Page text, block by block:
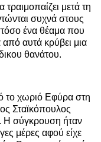
μετά τη
συχνά στους
ένα θέαμα που
αυτά κρύβει μια
θανάτου.
το χωριό Εφύρα στη
Σταϊκόπουλος
Η σύγκρουση ήταν
μέρες αφού είχε